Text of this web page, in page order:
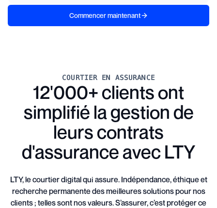
Commencer maintenant
COURTIER EN ASSURANCE
12'000+ clients ont
simplifié la gestion de
leurs contrats
d'assurance avec LTY
LTY, le courtier digital qui assure. Indépendance, éthique et
recherche permanente des meilleures solutions pour nos
clients ; telles sont nos valeurs. S’assurer, c’est protéger ce